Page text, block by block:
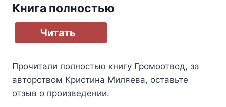
Книга полностью
Читать
Прочитали полностью книгу Громоотвод, за
авторством Кристина Миляева, оставьте
отзыв о произведении.